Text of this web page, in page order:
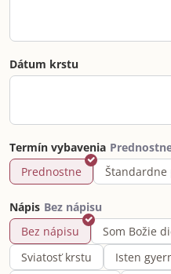
Dátum krstu
Termín vybavenia
Prednostne
Štandardne
Nápis
Bez nápisu
Som Božie
Sviatosť krstu
Isten